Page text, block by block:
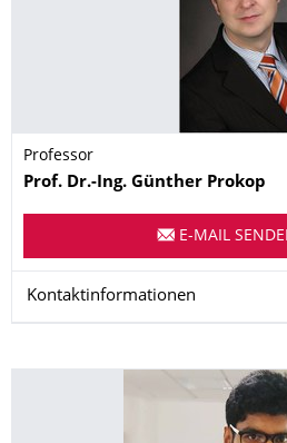
Professor
Name
Prof. Dr.-Ing. Günther Prokop
E-MAIL
Kontaktinformationen